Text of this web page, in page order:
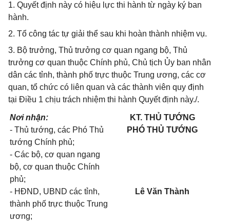
1. Quyết định này có hiệu lực thi hành từ ngày ký ban
hành.
2. Tổ công tác tự giải thể sau khi hoàn thành nhiệm vụ.
3. Bộ trưởng, Thủ trưởng cơ quan ngang bộ, Thủ
trưởng cơ quan thuộc Chính phủ, Chủ tịch Ủy ban nhân
dân các tỉnh, thành phố trực thuộc Trung ương, các cơ
quan, tổ chức có liên quan và các thành viên quy định
tại Điều 1 chịu trách nhiệm thi hành Quyết định này./.
Nơi nhận:
- Thủ tướng, các Phó Thủ
tướng Chính phủ;
- Các bộ, cơ quan ngang
bộ, cơ quan thuộc Chính
phủ;
- HĐND, UBND các tỉnh,
thành phố trực thuộc Trung
ương;
KT. THỦ TƯỚNG
PHÓ THỦ TƯỚNG
Lê Văn Thành